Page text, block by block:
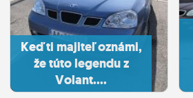
Keď ti majiteľ oznámi,
že túto legendu z
Volant....